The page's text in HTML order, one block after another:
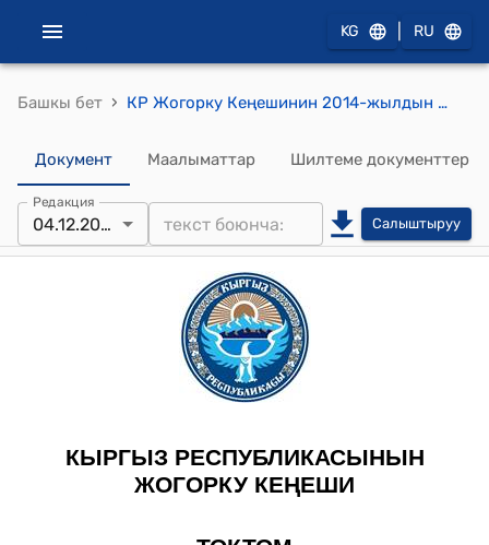
KG RU
Башкы бет › КР Жогорку Кеңешинин 2014-жылдын 4-декабрындагы № 4526-V «Кыргыз Республикасындагы жол кыймылы жөнүндө» Кыргыз Республикасынын Мыйзамына толуктоолорду жана өзгөртүүлөрдү киргизүү тууралуу» Кыргыз Республикасынын Мыйзамынын долбоорун экинчи окуунун жол-жобосуна кайтаруу жөнүндө" токтому
Документ Маалыматтар Шилтеме документтер
Редакция
04.12.2014 Салыштыруу